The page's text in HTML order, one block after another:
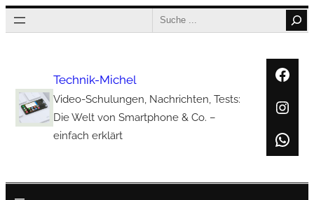
Zum
Inhalt
Search
Technik-Michel
Video-Schulungen, Nachrichten, Tests:
Die Welt von Smartphone & Co. –
einfach erklärt